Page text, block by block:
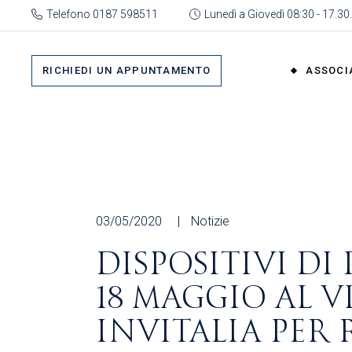
the
Telefono 0187 598511 Lunedì a Giovedì 08:30 -
RICHIEDI UN APPUNTAMENTO
03/05/2020 Notizie
DISPOSITIVI DI
18 MAGGIO AL
INVITALIA PER